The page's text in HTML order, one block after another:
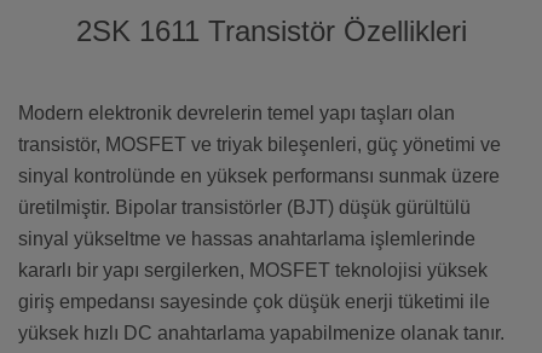
2SK 1611 Transistör Özellikleri
Modern elektronik devrelerin temel yapı taşları olan
transistör, MOSFET ve triyak bileşenleri, güç yönetimi ve
sinyal kontrolünde en yüksek performansı sunmak üzere
üretilmiştir. Bipolar transistörler (BJT) düşük gürültülü
sinyal yükseltme ve hassas anahtarlama işlemlerinde
kararlı bir yapı sergilerken, MOSFET teknolojisi yüksek
giriş empedansı sayesinde çok düşük enerji tüketimi ile
yüksek hızlı DC anahtarlama yapabilmenize olanak tanır.